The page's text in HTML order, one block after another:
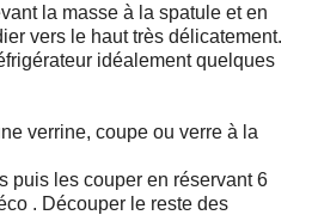
la masse à la spatule et en
vers le haut très délicatement.
idéalement quelques
verrine, coupe ou verre à la
puis les couper en réservant 6
. Découper le reste des